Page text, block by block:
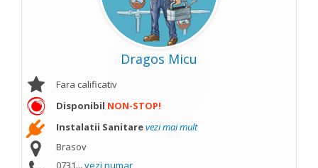
Dragos Micu
Fara calificativ
Disponibil NON-STOP!
Instalatii Sanitarevezi mai mult
Brasov
0731... vezi numar